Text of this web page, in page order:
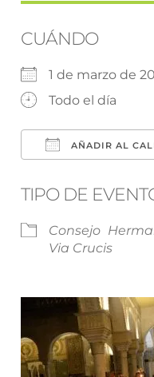
CUÁNDO
1 de marzo de
Todo el día
AÑADIR AL
TIPO DE
Consejo
Via Crucis